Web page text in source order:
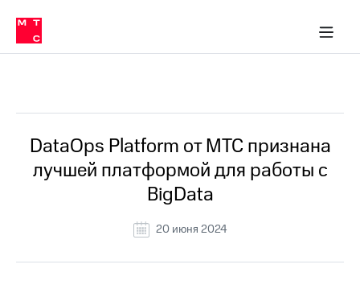
Медиа-центр
и акционерам
Устойчивое развитие
Комплаенс и деловая этика
компании
Карьера
История
компании
информация
в МТС
Пресс-
релизы
о технологиях
DataOps Platform от МТС признана
лучшей платформой для работы с
BigData
20 июня 2024